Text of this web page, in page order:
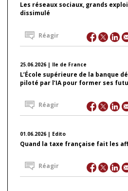
Les réseaux sociaux, grands
dissimulé
Réagir
25.06.2026 | Ile de France
L’École supérieure de la banque
piloté par l’IA pour former ses
Réagir
01.06.2026 | Edito
Quand la taxe française fait les
Réagir